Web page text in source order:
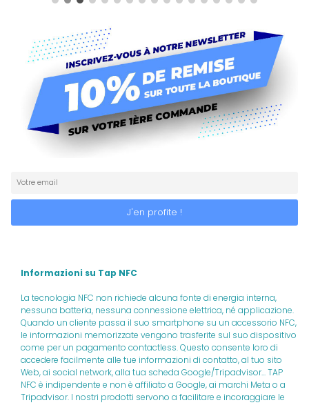
Informazioni su Tap NFC
La tecnologia NFC non richiede alcuna fonte di energia interna,
nessuna batteria, nessuna connessione elettrica, né applicazione.
Quando un cliente passa il suo smartphone su un accessorio NFC,
le informazioni memorizzate vengono trasferite sul suo dispositivo
come per un pagamento contactless. Questo consente loro di
accedere facilmente alle tue informazioni di contatto, al tuo sito
Web, ai social network, alla tua scheda Google/Tripadvisor... TAP
NFC è indipendente e non è affiliato a Google, ai marchi Meta o a
Tripadvisor. I nostri prodotti servono a facilitare e incoraggiare le